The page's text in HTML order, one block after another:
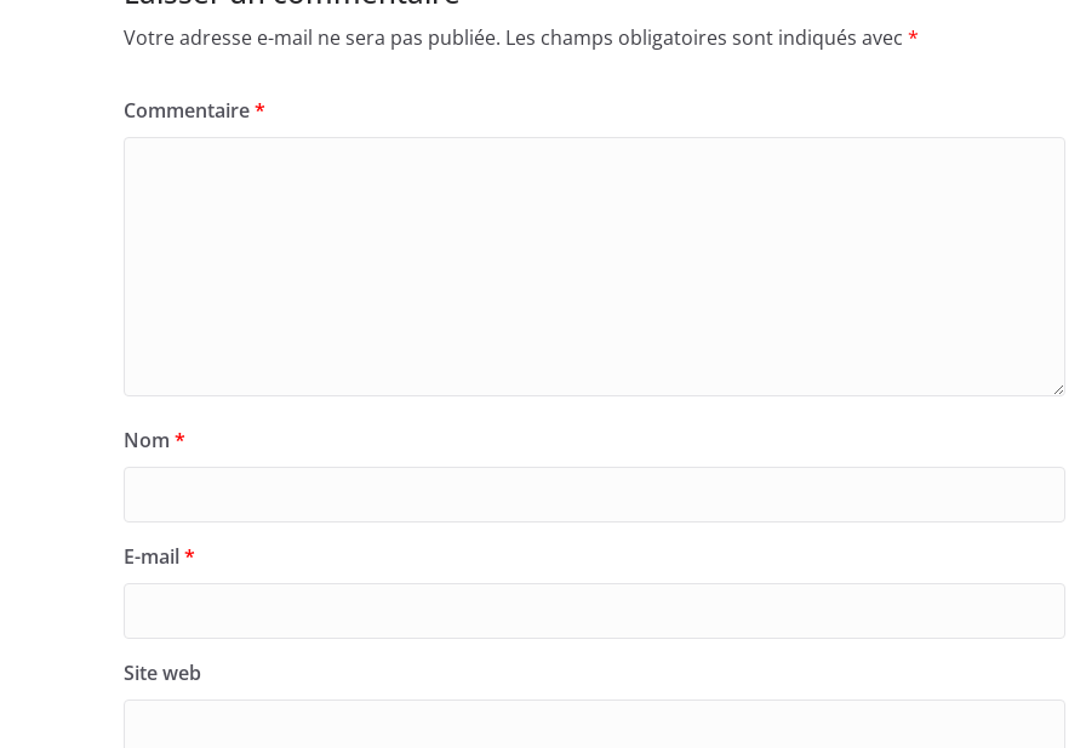
Votre adresse e-mail ne sera pas publiée. Les champs obligatoires sont indiqués avec *
Commentaire*
Nom *
E-mail*
Site web